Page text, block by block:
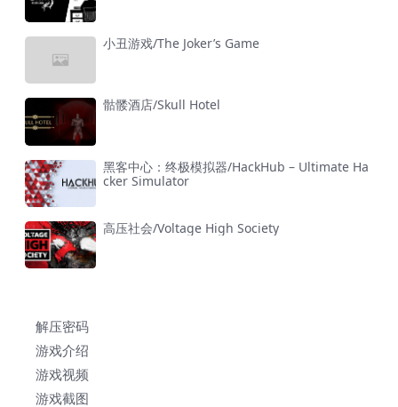
小丑游戏/The Joker’s Game
骷髅酒店/Skull Hotel
黑客中心：终极模拟器/HackHub – Ultimate Ha
cker Simulator
高压社会/Voltage High Society
解压密码
游戏介绍
游戏视频
游戏截图